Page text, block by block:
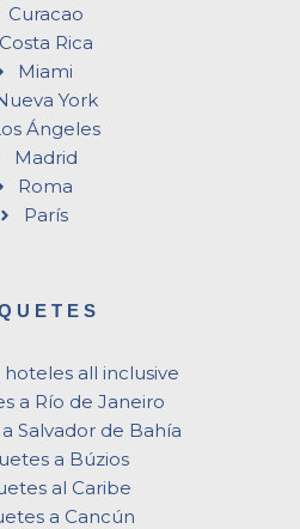
Curacao
Costa Rica
Miami
York
Ángeles
Madrid
Roma
París
all inclusive
a Río de Janeiro
Salvador de Bahía
a Búzios
al Caribe
a Cancún